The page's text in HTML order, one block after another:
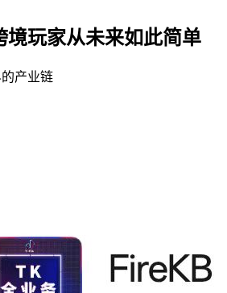
境玩家从未来如此简单
产业链